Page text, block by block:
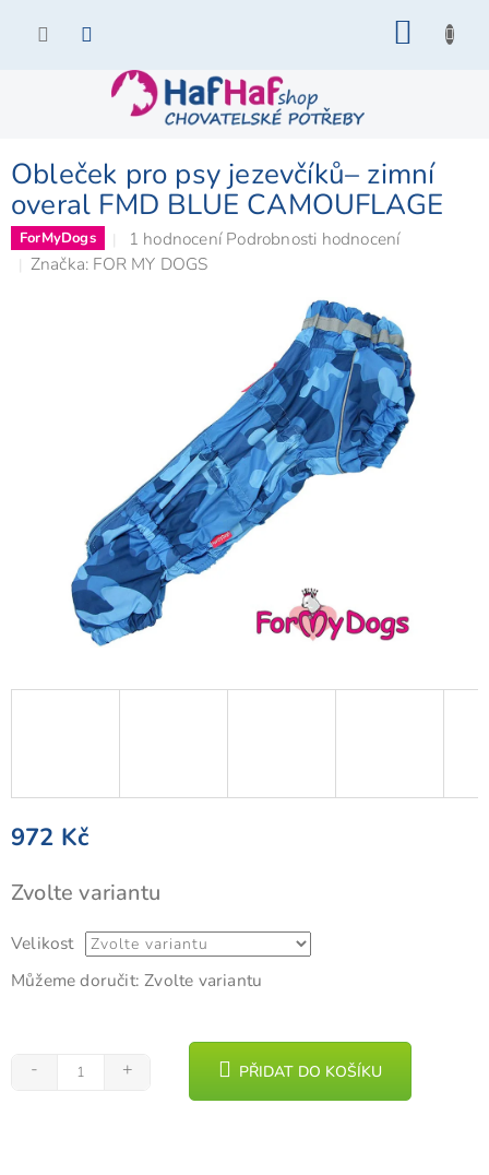
Obleček pro psy jezevčíků– zimní
overal FMD BLUE CAMOUFLAGE
ForMyDogs
Průměrné
hodnocení
1 hodnocení Podrobnosti hodnocení
Značka: FOR MY DOGS
972 Kč
cena:
Zvolte variantu
Velikost
Můžeme doručit: Zvolte variantu
PŘIDAT DO KOŠÍKU